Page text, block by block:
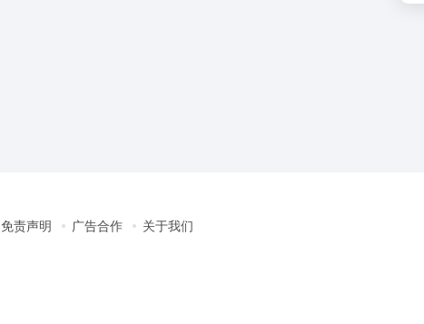
免责声明 广告合作 关于我们